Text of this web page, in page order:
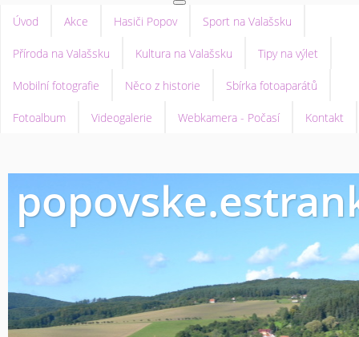
Úvod Akce Hasiči Popov Sport na Valašsku
Příroda na Valašsku Kultura na Valašsku Tipy na výlet
Mobilní fotografie Něco z historie Sbírka fotoaparátů
Fotoalbum Videogalerie Webkamera - Počasí Kontakt